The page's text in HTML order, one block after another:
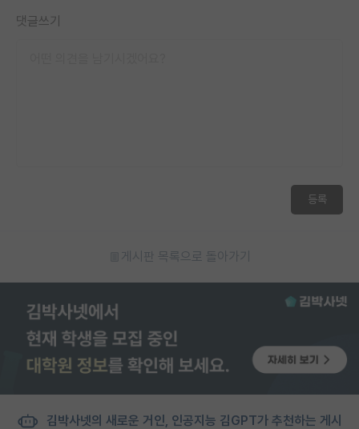
댓글쓰기
등록
게시판 목록으로 돌아가기
김박사넷의 새로운 거인, 인공지능 김GPT가 추천하는 게시